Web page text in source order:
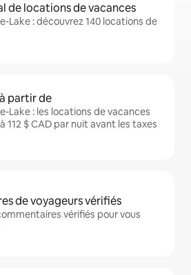
de locations de vacances
Lake : découvrez 140 locations de
partir de
Lake : les locations de vacances
112 $ CAD par nuit avant les taxes
de voyageurs vérifiés
vérifiés pour vous